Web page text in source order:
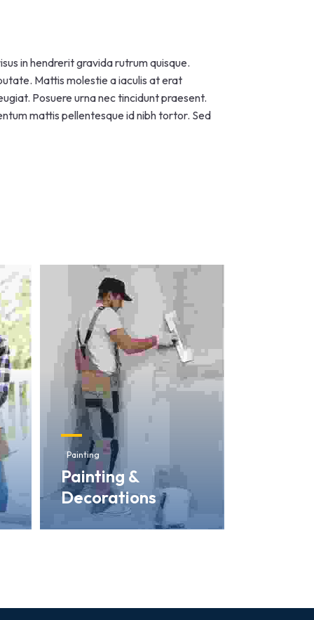
in hendrerit gravida rutrum quisque.
Mattis molestie a iaculis at erat
Posuere urna nec tincidunt praesent.
mattis pellentesque id nibh tortor. Sed
Painting
Painting &
Decorations